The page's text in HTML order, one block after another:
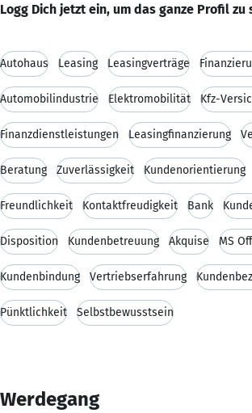
Logg Dich jetzt ein, um das ganze Profil zu
Autohaus Leasing Leasingverträge
Automobilindustrie Elektromobilität Kfz-
Finanzdienstleistungen Leasingfinanzierung
Beratung Zuverlässigkeit Kundenorientierung
Freundlichkeit Kontaktfreudigkeit Bank
Disposition Kundenbetreuung Akquise MS
Kundenbindung Vertriebserfahrung
Pünktlichkeit Selbstbewusstsein
Werdegang